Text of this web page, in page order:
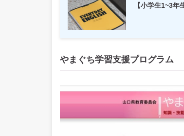
【小学生1~3
やまぐち学習支援プログラム